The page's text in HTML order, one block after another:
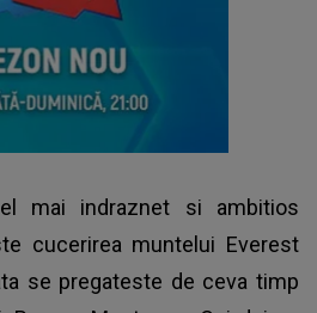
mai indraznet si ambitios
cucerirea muntelui Everest
se pregateste de ceva timp